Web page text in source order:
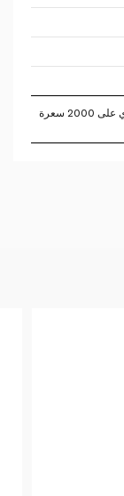
تستند النسبة المئوية للقيم اليومية على نظام غذائي يحتوي على 2000 سعرة